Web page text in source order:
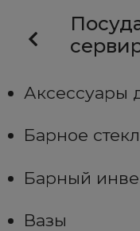
Аксессуары
Барное
Барный
Вазы